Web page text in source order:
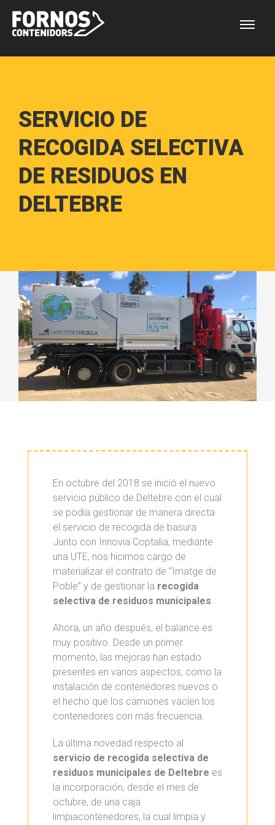
SERVICIO DE
RECOGIDA SELECTIVA
DE RESIDUOS EN
DELTEBRE
En octubre del 2018 se inició el nuevo
servicio público de Deltebre con el cual
se podía gestionar de manera directa
el servicio de recogida de basura.
Junto con Innovia Coptalia, mediante
una UTE, nos hicimos cargo de
materializar el contrato de “Imatge de
Poble” y de gestionar la recogida
selectiva de residuos municipales.
Ahora, un año después, el balance es
muy positivo. Desde un primer
momento, las mejoras han estado
presentes en varios aspectos, como la
instalación de contenedores nuevos o
el hecho que los camiones vacíen los
contenedores con más frecuencia.
La última novedad respecto al
servicio de recogida selectiva de
residuos municipales de Deltebre es
la incorporación, desde el mes de
octubre, de una caja
limpiacontenedores, la cual limpia y